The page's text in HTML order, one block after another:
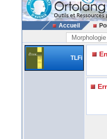
Accueil
Morphologie
TLFi